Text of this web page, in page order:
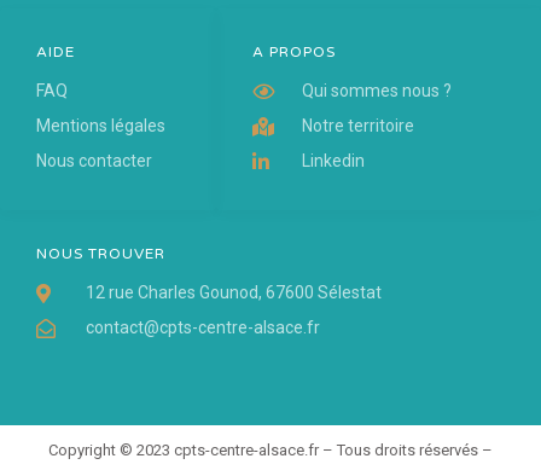
NOUS TROUVER
12 rue Charles Gounod, 67600 Sélestat
contact@cpts-centre-alsace.fr
A PROPOS
Qui sommes nous ?
Notre territoire
Linkedin
AIDE
FAQ
Mentions légales
Nous contacter
Copyright © 2023 cpts-centre-alsace.fr – Tous droits réservés –